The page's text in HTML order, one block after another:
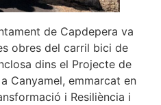
de Capdepera va
obres del carril bici de
dins el Projecte de
Canyamel, emmarcat en
i Resiliència i